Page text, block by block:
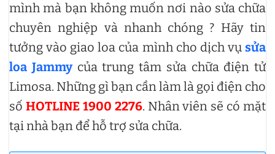
mình mà bạn không muốn nơi nào sửa chữa
chuyên nghiệp và nhanh chóng ? Hãy tin
tưởng vào giao loa của mình cho dịch vụ sửa
loa Jammy của trung tâm sửa chữa điện tử
Limosa. Những gì bạn cần làm là gọi điện cho
số HOTLINE 1900 2276. Nhân viên sẽ có mặt
tại nhà bạn để hỗ trợ sửa chữa.